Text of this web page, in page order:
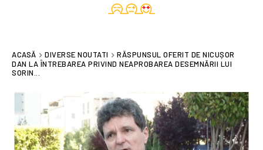
ACASĂ DIVERSE NOUTATI
RĂSPUNSUL OFERIT DE NICUȘOR
DAN LA ÎNTREBAREA PRIVIND NEAPROBAREA DESEMNĂRII LUI
SORIN...